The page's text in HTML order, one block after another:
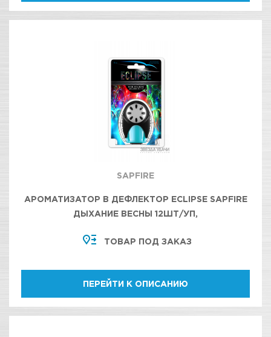
SAPFIRE
АРОМАТИЗАТОР В ДЕФЛЕКТОР ECLIPSE SAPFIRE
ДЫХАНИЕ ВЕСНЫ 12ШТ/УП,
ТОВАР ПОД ЗАКАЗ
ПЕРЕЙТИ К ОПИСАНИЮ